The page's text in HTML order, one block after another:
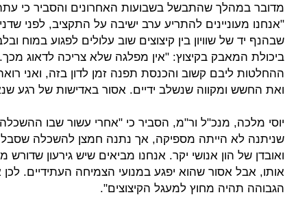
מדובר במהלך שהתבשל בשבועות האחרונים והסביר כי עתה
"אנחנו מעוניינים להתריע ערב ישיבה על התקציב, לפני
שבהנף יד של שוויון בין קיצוצים שוב עלולים לפגוע במוח
ביכולת המאבק בקיצוץ: "אין מפלגה שלא צריכה לדאוג
ההחלטות ליבם קשוב והכנסת תפנה זמן לדון בזה, ואני
ואת החשש ומקווה שנשלב ידיים. אסור באדישות של רגע
יוסי מלכה, מנכ"ל ור"מ, הסביר כי "אחרי עשור שבו
שניתנה לא הייתה מספיקה, אך נתנה חמצן להשכלה
ואובדן של הון אנושי יקר. אנחנו מביאים שיש גירעון
אותו, אבל אסור שהוא יפגע במנועי הצמיחה העתידיים.
הגבוהה תהיה מחוץ למעגל הקיצוצים".